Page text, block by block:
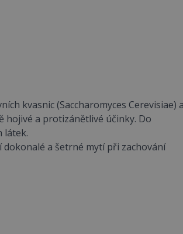
kvasnic (Saccharomyces Cerevisiae) a
hojivé a protizánětlivé účinky. Do
látek.
a šetrné mytí při zachování